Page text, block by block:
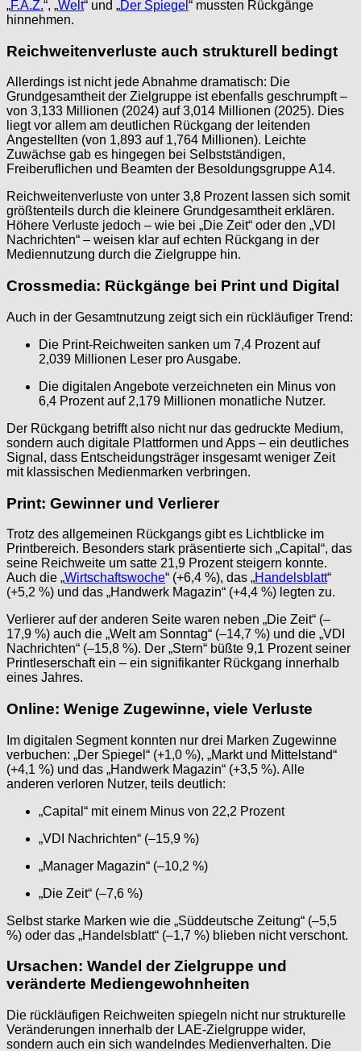
„F.A.Z.“, „Welt“ und „Der Spiegel “ mussten Rückgänge
hinnehmen.
Reichweitenverluste auch strukturell bedingt
Allerdings ist nicht jede Abnahme dramatisch: Die
Grundgesamtheit der Zielgruppe ist ebenfalls geschrumpft –
von 3,133 Millionen (2024) auf 3,014 Millionen (2025). Dies
liegt vor allem am deutlichen Rückgang der leitenden
Angestellten (von 1,893 auf 1,764 Millionen). Leichte
Zuwächse gab es hingegen bei Selbstständigen,
Freiberuflichen und Beamten der Besoldungsgruppe A14.
Reichweitenverluste von unter 3,8 Prozent lassen sich somit
größtenteils durch die kleinere Grundgesamtheit erklären.
Höhere Verluste jedoch – wie bei „Die Zeit“ oder den „VDI
Nachrichten“ – weisen klar auf echten Rückgang in der
Mediennutzung durch die Zielgruppe hin.
Crossmedia: Rückgänge bei Print und Digital
Auch in der Gesamtnutzung zeigt sich ein rückläufiger Trend:
Die Print-Reichweiten sanken um 7,4 Prozent auf
2,039 Millionen Leser pro Ausgabe.
Die digitalen Angebote verzeichneten ein Minus von
6,4 Prozent auf 2,179 Millionen monatliche Nutzer.
Der Rückgang betrifft also nicht nur das gedruckte Medium,
sondern auch digitale Plattformen und Apps – ein deutliches
Signal, dass Entscheidungsträger insgesamt weniger Zeit
mit klassischen Medienmarken verbringen.
Print: Gewinner und Verlierer
Trotz des allgemeinen Rückgangs gibt es Lichtblicke im
Printbereich. Besonders stark präsentierte sich „Capital“, das
seine Reichweite um satte 21,9 Prozent steigern konnte.
Auch die „Wirtschaftswoche“ (+6,4 %), das „Handelsblatt“
(+5,2 %) und das „Handwerk Magazin“ (+4,4 %) legten zu.
Verlierer auf der anderen Seite waren neben „Die Zeit“ (–
17,9 %) auch die „Welt am Sonntag“ (–14,7 %) und die „VDI
Nachrichten“ (–15,8 %). Der „Stern“ büßte 9,1 Prozent seiner
Printleserschaft ein – ein signifikanter Rückgang innerhalb
eines Jahres.
Online: Wenige Zugewinne, viele Verluste
Im digitalen Segment konnten nur drei Marken Zugewinne
verbuchen: „Der Spiegel“ (+1,0 %), „Markt und Mittelstand“
(+4,1 %) und das „Handwerk Magazin“ (+3,5 %). Alle
anderen verloren Nutzer, teils deutlich:
„Capital“ mit einem Minus von 22,2 Prozent
„VDI Nachrichten“ (–15,9 %)
„Manager Magazin“ (–10,2 %)
„Die Zeit“ (–7,6 %)
Selbst starke Marken wie die „Süddeutsche Zeitung“ (–5,5
%) oder das „Handelsblatt“ (–1,7 %) blieben nicht verschont.
Ursachen: Wandel der Zielgruppe und
veränderte Mediengewohnheiten
Die rückläufigen Reichweiten spiegeln nicht nur strukturelle
Veränderungen innerhalb der LAE-Zielgruppe wider,
sondern auch ein sich wandelndes Medienverhalten. Die